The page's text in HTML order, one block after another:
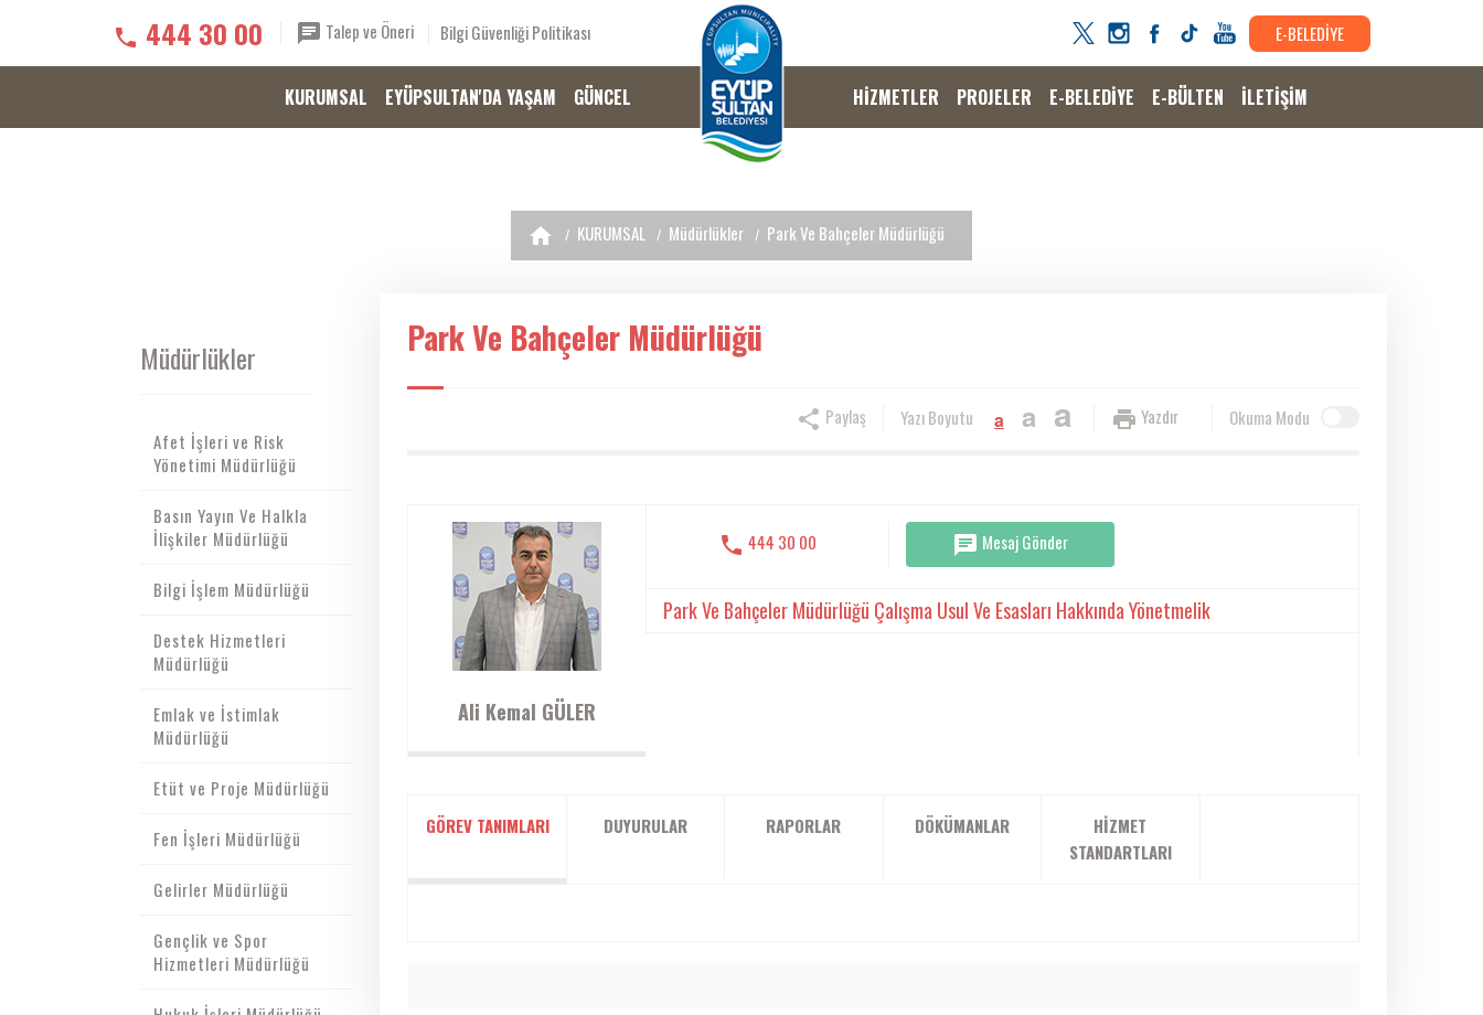
444 30 00 Talep ve Öneri Bilgi Güvenliği Politikası E-BELEDİYE
KURUMSAL EYÜPSULTAN'DA YAŞAM GÜNCEL HİZMETLER PROJELER E-BELEDİYE E-BÜLTEN İLETİŞİM
KURUMSAL Müdürlükler Park Ve Bahçeler Müdürlüğü
Müdürlükler
Afet İşleri ve Risk
Yönetimi Müdürlüğü
Basın Yayın Ve Halkla
İlişkiler Müdürlüğü
Bilgi İşlem Müdürlüğü
Destek Hizmetleri
Müdürlüğü
Emlak ve İstimlak
Müdürlüğü
Etüt ve Proje Müdürlüğü
Fen İşleri Müdürlüğü
Gelirler Müdürlüğü
Gençlik ve Spor
Hizmetleri Müdürlüğü
Park Ve Bahçeler Müdürlüğü
Okuma Modu
Yazdır
Yazı Boyutu a a a
Paylaş
444 30 00 Mesaj Gönder
Park Ve Bahçeler Müdürlüğü Çalışma Usul Ve Esasları Hakkında Yönetmelik
Ali Kemal GÜLER
GÖREV TANIMLARI DUYURULAR RAPORLAR DÖKÜMANLAR
HIZMET
STANDARTLARI